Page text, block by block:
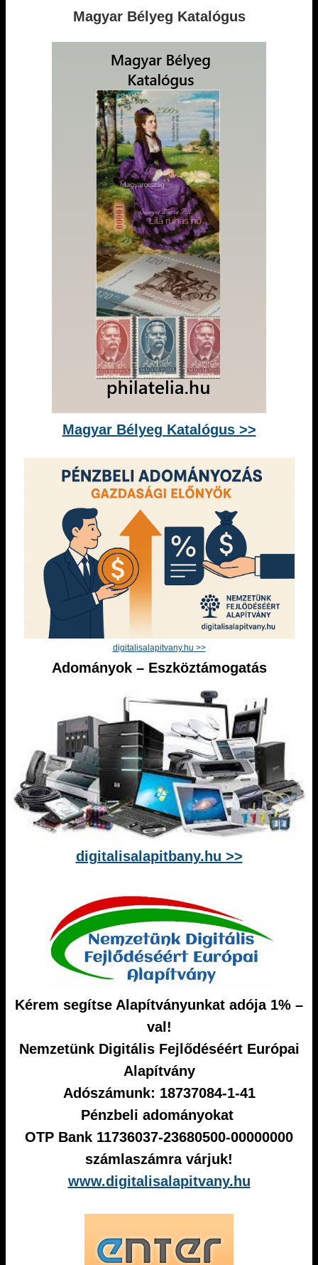
Magyar Bélyeg Katalógus
Magyar Bélyeg Katalógus >>
digitalisalapitvany.hu >>
Adományok – Eszköztámogatás
digitalisalapitbany.hu >>
Kérem segítse Alapítványunkat adója 1% –
val!
Nemzetünk Digitális Fejlődéséért Európai
Alapítvány
Adószámunk: 18737084-1-41
Pénzbeli adományokat
OTP Bank 11736037-23680500-00000000
számlaszámra várjuk!
www.digitalisalapitvany.hu